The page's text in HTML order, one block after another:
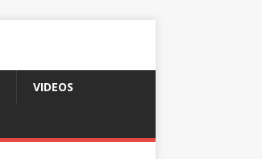
VIDEOS